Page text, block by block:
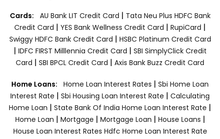
Cards: AU Bank LIT Credit Card | Tata Neu Plus HDFC Bank
Credit Card | YES Bank Wellness Credit Card | RupiCard |
Swiggy HDFC Bank Credit Card | HSBC Platinum Credit Card
| IDFC FIRST Milllennia Credit Card | SBI SimplyClick Credit
Card | SBI BPCL Credit Card | Axis Bank Buzz Credit Card
Home Loans: Home Loan Interest Rates | Sbi Home Loan
Interest Rate | Sbi Housing Loan Interest Rate | Calculating
Home Loan | State Bank Of India Home Loan Interest Rate |
Home Loan | Mortgage | Mortgage Loan | House Loans |
House Loan Interest Rates Hdfc Home Loan Interest Rate